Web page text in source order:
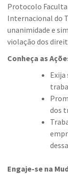
Protocolo
Internacional do
unanimidade e
violação dos
Conheça as
dos
Engaje-se na